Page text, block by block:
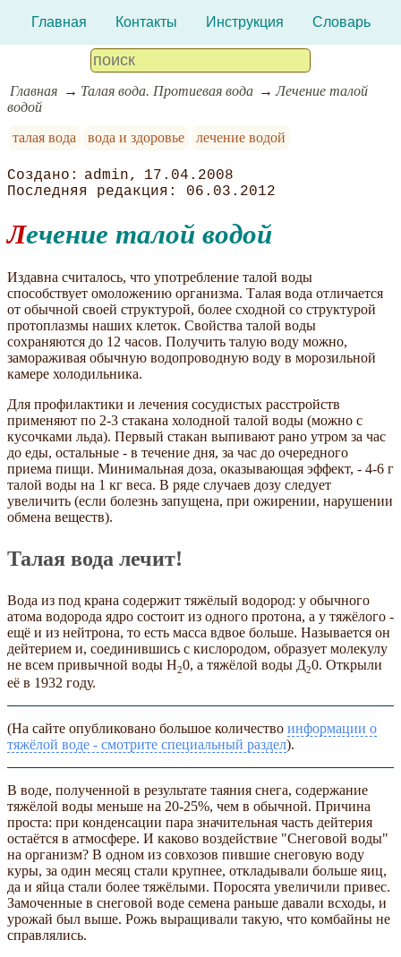
Главная Контакты Инструкция Словарь
Главная Талая вода. Протиевая вода
Лечение талой
водой
талая вода
вода и здоровье лечение водой
admin
17.04.2008
06.03.2012
Лечение талой водой
Издавна считалось, что употребление талой воды
способствует омоложению организма. Талая вода отличается
от обычной своей структурой, более сходной со структурой
протоплазмы наших клеток. Свойства талой воды
сохраняются до 12 часов. Получить талую воду можно,
замораживая обычную водопроводную воду в морозильной
камере холодильника.
Для профилактики и лечения сосудистых расстройств
применяют по 2-3 стакана холодной талой воды (можно с
кусочками льда). Первый стакан выпивают рано утром за час
до еды, остальные - в течение дня, за час до очередного
приема пищи. Минимальная доза, оказывающая эффект, - 4-6 г
талой воды на 1 кг веса. В ряде случаев дозу следует
увеличить (если болезнь запущена, при ожирении, нарушении
обмена веществ).
Талая вода лечит!
Вода из под крана содержит тяжёлый водород: у обычного
атома водорода ядро состоит из одного протона, а у тяжёлого -
ещё и из нейтрона, то есть масса вдвое больше. Называется он
дейтерием и, соединившись с кислородом, образует молекулу
не всем привычной воды Н20, а тяжёлой воды Д20. Открыли
её в 1932 году.
(На сайте опубликовано большое количество информации о
тяжёлой воде - смотрите специальный раздел).
В воде, полученной в результате таяния снега, содержание
тяжёлой воды меньше на 20-25%, чем в обычной. Причина
проста: при конденсации пара значительная часть дейтерия
остаётся в атмосфере. И каково воздействие "Снеговой воды"
на организм? В одном из совхозов пившие снеговую воду
куры, за один месяц стали крупнее, откладывали больше яиц,
да и яйца стали более тяжёлыми. Поросята увеличили привес.
Замоченные в снеговой воде семена раньше давали всходы, и
урожай был выше. Рожь выращивали такую, что комбайны не
справлялись.